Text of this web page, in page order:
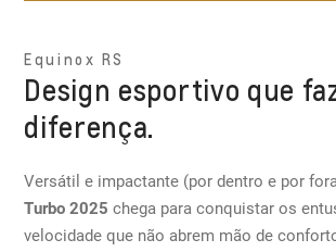
Equinox RS
Design esportivo que
diferença.
Versátil e impactante (por dentro e por
Turbo 2025 chega para conquistar os
velocidade que não abrem mão de